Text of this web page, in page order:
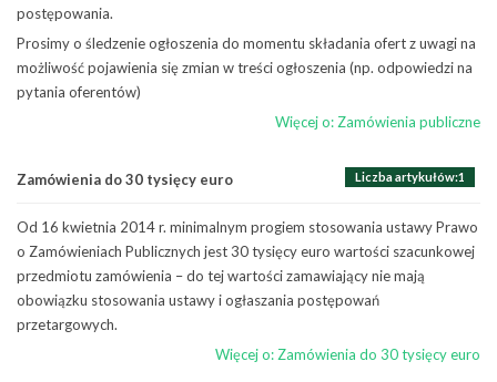
postępowania.
Prosimy o śledzenie ogłoszenia do momentu składania ofert z uwagi na
możliwość pojawienia się zmian w treści ogłoszenia (np. odpowiedzi na
pytania oferentów)
Więcej o: Zamówienia publiczne
Wszczęcie postępowania Liczba artykułów:4
Zgodnie z Ustawą z dnia 29 stycznia 2004 r. Prawo zamówień
publicznych, publikujemy w tym dziale ogłoszenia o wszczęciu
postepowań.
Więcej o: Wszczęcie postępowania
Zamówienia do 30 tysięcy euro Liczba artykułów:1
Od 16 kwietnia 2014 r. minimalnym progiem stosowania ustawy Prawo
o Zamówieniach Publicznych jest 30 tysięcy euro wartości szacunkowej
przedmiotu zamówienia – do tej wartości zamawiający nie mają
obowiązku stosowania ustawy i ogłaszania postępowań
przetargowych.
Więcej o: Zamówienia do 30 tysięcy euro